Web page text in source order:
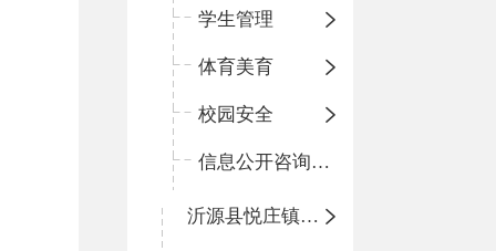
学生管理
体育美育
校园安全
信息公开咨询指南
沂源县悦庄镇中心小学